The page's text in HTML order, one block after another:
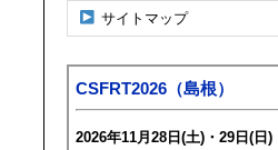
サイトマップ
CSFRT2026（島根）
2026年11月28日(土)・29日(日)